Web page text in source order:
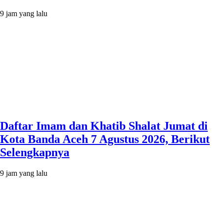
9 jam yang lalu
Daftar Imam dan Khatib Shalat Jumat di
Kota Banda Aceh 7 Agustus 2026, Berikut
Selengkapnya
9 jam yang lalu